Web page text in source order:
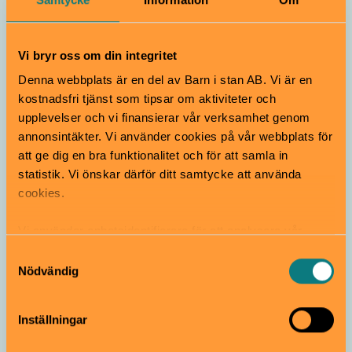
Vi bryr oss om din integritet
Denna webbplats är en del av Barn i stan AB. Vi är en
kostnadsfri tjänst som tipsar om aktiviteter och
upplevelser och vi finansierar vår verksamhet genom
annonsintäkter. Vi använder cookies på vår webbplats för
att ge dig en bra funktionalitet och för att samla in
statistik. Vi önskar därför ditt samtycke att använda
cookies.
samt tillhandahålla funktioner för sociala medier. Vi
vidarebefordrar även sådana identifierare och annan
information från din enhet till de sociala medier och
annons- och analysföretag som vi samarbetar med.
Nödvändig
Inställningar
Teater Föräldraledig
På havet
dockor i ett första möte med teaterns magi skapad för
bebisar och småbarn. Inspirerad av en dikt av Daniil
Den Lilla Teatern | Uppsala